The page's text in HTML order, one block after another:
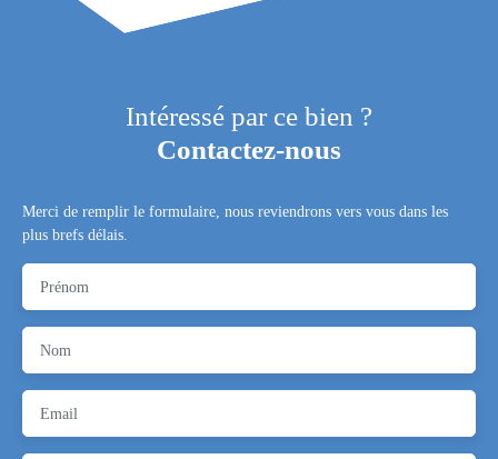
Intéressé par ce bien ?
Contactez-nous
Merci de remplir le formulaire, nous reviendrons vers vous dans les
plus brefs délais.
Prénom
Nom
Email